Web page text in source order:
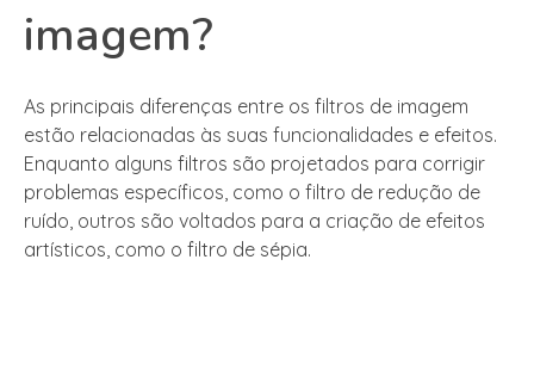
imagem?
As principais diferenças entre os filtros de imagem
estão relacionadas às suas funcionalidades e efeitos.
Enquanto alguns filtros são projetados para corrigir
problemas específicos, como o filtro de redução de
ruído, outros são voltados para a criação de efeitos
artísticos, como o filtro de sépia.